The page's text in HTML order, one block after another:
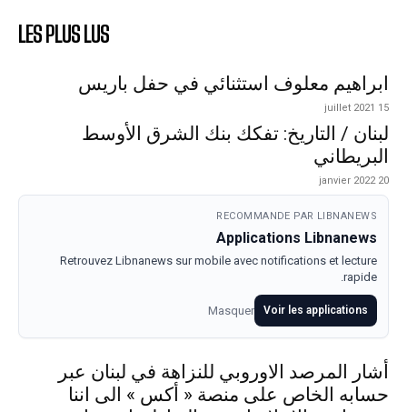
LES PLUS LUS
ابراهيم معلوف استثنائي في حفل باريس
15 juillet 2021
لبنان / التاريخ: تفكك بنك الشرق الأوسط
البريطاني
20 janvier 2022
RECOMMANDE PAR LIBNANEWS
Applications Libnanews
Retrouvez Libnanews sur mobile avec notifications et lecture
rapide.
Voir les applications
Masquer
أشار المرصد الاوروبي للنزاهة في لبنان عبر
حسابه الخاص على منصة « أكس » الى اننا